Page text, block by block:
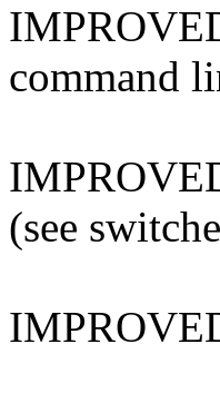
command
(see